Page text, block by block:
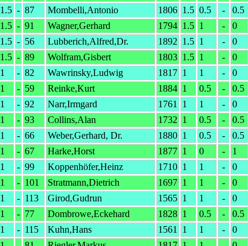
1.5 - 87 Mombelli,Antonio 1806 1.5 0.5 -
0.5
1.5 - 91 Wagner,Gerhard 1794 1.5 1 -
0
1.5 - 56 Lubberich,Alfred,Dr. 1892 1.5 1 -
0
1.5 - 89 Wolfram,Gisbert 1803 1.5 1 -
0
1 - 82 Wawrinsky,Ludwig 1817 1 1 -
0
1 - 59 Reinke,Kurt 1884 1 0.5 -
0.5
1 - 92 Narr,Irmgard 1761 1 1 -
0
1 - 93 Collins,Alan 1732 1 0.5 -
0.5
1 - 66 Weber,Gerhard, Dr. 1880 1 0.5 -
0.5
1 - 67 Harke,Horst 1877 1 0 -
1
1 - 99 Koppenhöfer,Heinz 1710 1 1 -
0
1 - 101 Stratmann,Dietrich 1697 1 1 -
0
1 - 113 Girod,Gudrun 1565 1 1 -
0
1 - 77 Dombrowe,Eckehard 1828 1 0.5 -
0.5
1 - 115 Kuhn,Hans 1561 1 1 -
0